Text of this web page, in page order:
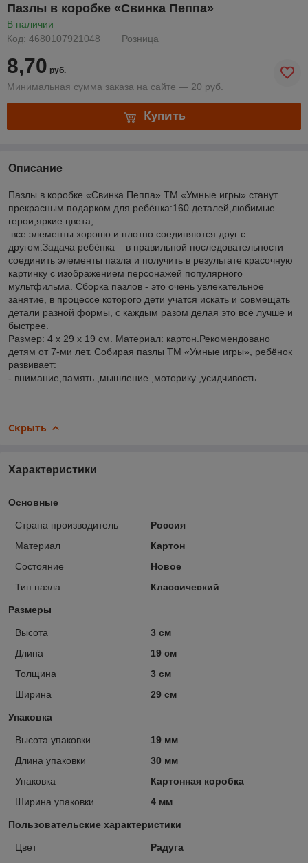
Пазлы в коробке «Свинка Пеппа»
В наличии
Код: 4680107921048
Розница
8,70 руб.
Минимальная сумма заказа на сайте — 20 руб.
Купить
Описание
Пазлы в коробке «Свинка Пеппа» ТМ «Умные игры» станут
прекрасным подарком для ребёнка:160 деталей,любимые
герои,яркие цвета,
все элементы хорошо и плотно соединяются друг с
другом.Задача ребёнка – в правильной последовательности
соединить элементы пазла и получить в результате красочную
картинку с изображением персонажей популярного
мультфильма. Сборка пазлов - это очень увлекательное
занятие, в процессе которого дети учатся искать и совмещать
детали разной формы, с каждым разом делая это всё лучше и
быстрее.
Размер: 4 х 29 х 19 см. Материал: картон.Рекомендовано
детям от 7-ми лет. Собирая пазлы ТМ «Умные игры», ребёнок
развивает:
- внимание,память ,мышление ,моторику ,усидчивость.
Скрыть
Характеристики
Основные
Страна производитель
Россия
Материал
Картон
Состояние
Новое
Тип пазла
Классический
Размеры
Высота
3 см
Длина
19 см
Толщина
3 см
Ширина
29 см
Упаковка
Высота упаковки
19 мм
Длина упаковки
30 мм
Упаковка
Картонная коробка
Ширина упаковки
4 мм
Пользовательские характеристики
Цвет Радуга